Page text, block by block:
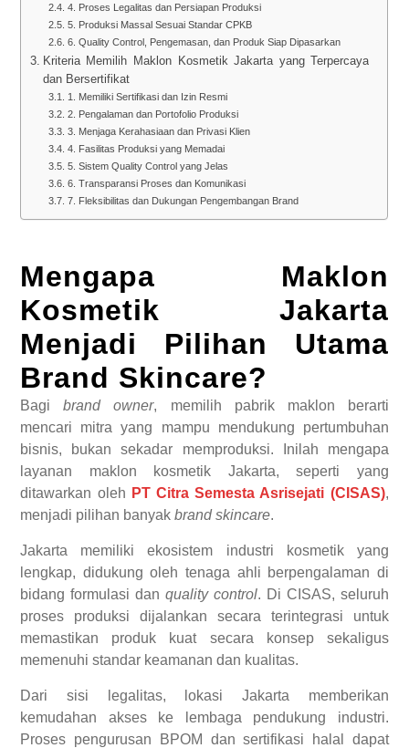
4. Proses Legalitas dan Persiapan Produksi
5. Produksi Massal Sesuai Standar CPKB
6. Quality Control, Pengemasan, dan Produk Siap Dipasarkan
Kriteria Memilih Maklon Kosmetik Jakarta yang Terpercaya
dan Bersertifikat
1. Memiliki Sertifikasi dan Izin Resmi
2. Pengalaman dan Portofolio Produksi
3. Menjaga Kerahasiaan dan Privasi Klien
4. Fasilitas Produksi yang Memadai
5. Sistem Quality Control yang Jelas
6. Transparansi Proses dan Komunikasi
7. Fleksibilitas dan Dukungan Pengembangan Brand
Mengapa Maklon
Kosmetik Jakarta
Menjadi Pilihan Utama
Brand Skincare?
Bagi brand owner, memilih pabrik maklon berarti
mencari mitra yang mampu mendukung pertumbuhan
bisnis, bukan sekadar memproduksi. Inilah mengapa
layanan maklon kosmetik Jakarta, seperti yang
ditawarkan oleh PT Citra Semesta Asrisejati (CISAS),
menjadi pilihan banyakbrand skincare.
Jakarta memiliki ekosistem industri kosmetik yang
lengkap, didukung oleh tenaga ahli berpengalaman di
bidang formulasi dan quality control. Di CISAS, seluruh
proses produksi dijalankan secara terintegrasi untuk
memastikan produk kuat secara konsep sekaligus
memenuhi standar keamanan dan kualitas.
Dari sisi legalitas, lokasi Jakarta memberikan
kemudahan akses ke lembaga pendukung industri.
Proses pengurusan BPOM dan sertifikasi halal dapat